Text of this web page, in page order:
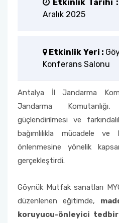
Etkinlik Tarihi :
Aralık 2025
Etkinlik Yeri :
Konferans Salonu
Antalya İl Jandarma
Jandarma
güçlendirilmesi ve
bağımlılıkla mücadele
önlenmesine yönelik
gerçekleştirdi.
Göynük Mutfak sanatları
düzenlenen eğitimde,
koruyucu-önleyici
Öğrenci Memnuniyet Anketi
Öğrenci Kılavuzları
Öğrenci El Kitabı
Geri Bildirimlere Yönelik
Yemekhane Menüsü